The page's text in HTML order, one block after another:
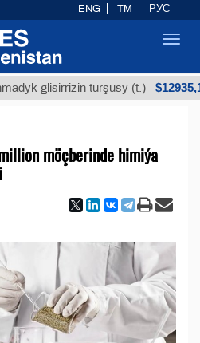
turşusy (t.) $12935,18
möçberinde himiýa
ENG TM РУС